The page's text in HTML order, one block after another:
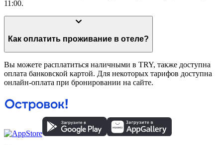
11:00.
Как оплатить проживание в отеле?
Вы можете расплатиться наличными в TRY, также доступна
оплата банковской картой. Для некоторых тарифов доступна
онлайн-оплата при бронировании на сайте.